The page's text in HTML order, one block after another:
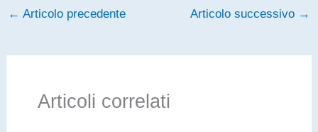
← Articolo precedente Articolo successivo →
Articoli correlati